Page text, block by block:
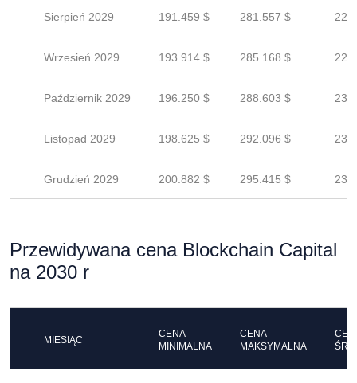
Sierpień 2029 191.459 $ 281.557 $
Wrzesień 2029 193.914 $ 285.168 $
Październik 2029 196.250 $ 288.603 $
Listopad 2029 198.625 $ 292.096 $
Grudzień 2029 200.882 $ 295.415 $
Przewidywana cena Blockchain Capital
na 2030 r
MIESIĄC
CENA
MINIMALNA
CENA
MAKSYMALNA